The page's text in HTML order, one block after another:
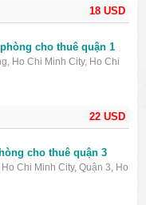
18 USD
22 USD
cho thuê quận 1
Ho Chi Minh City, Ho Chi
cho thuê quận 3
Chi Minh City, Quận 3, Ho